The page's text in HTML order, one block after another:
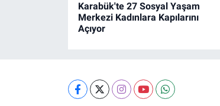
Karabük'te 27 Sosyal Yaşam
Merkezi Kadınlara Kapılarını
Açıyor